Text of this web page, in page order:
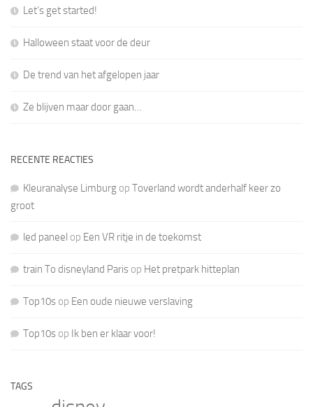
Let’s get started!
Halloween staat voor de deur
De trend van het afgelopen jaar
Ze blijven maar door gaan…
RECENTE REACTIES
Kleuranalyse Limburg op Toverland wordt anderhalf keer zo
groot
led paneel op Een VR ritje in de toekomst
train To disneyland Paris op Het pretpark hitteplan
Top10s op Een oude nieuwe verslaving
Top10s op Ik ben er klaar voor!
TAGS